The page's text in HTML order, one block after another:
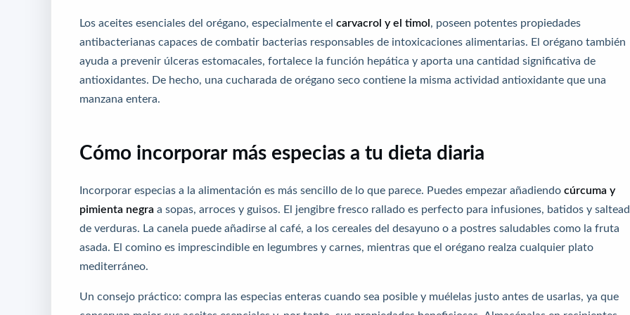
Los aceites esenciales del orégano, especialmente el carvacrol y el timol , poseen potentes propiedades
antibacterianas capaces de combatir bacterias responsables de intoxicaciones alimentarias. El orégano también
ayuda a prevenir úlceras estomacales, fortalece la función hepática y aporta una cantidad significativa de
antioxidantes. De hecho, una cucharada de orégano seco contiene la misma actividad antioxidante que una
manzana entera.
Cómo incorporar más especias a tu dieta diaria
Incorporar especias a la alimentación es más sencillo de lo que parece. Puedes empezar añadiendo cúrcuma y
pimienta negra a sopas, arroces y guisos. El jengibre fresco rallado es perfecto para infusiones, batidos y
de verduras. La canela puede añadirse al café, a los cereales del desayuno o a postres saludables como la fruta
asada. El comino es imprescindible en legumbres y carnes, mientras que el orégano realza cualquier plato
mediterráneo.
Un consejo práctico: compra las especias enteras cuando sea posible y muélelas justo antes de usarlas, ya que